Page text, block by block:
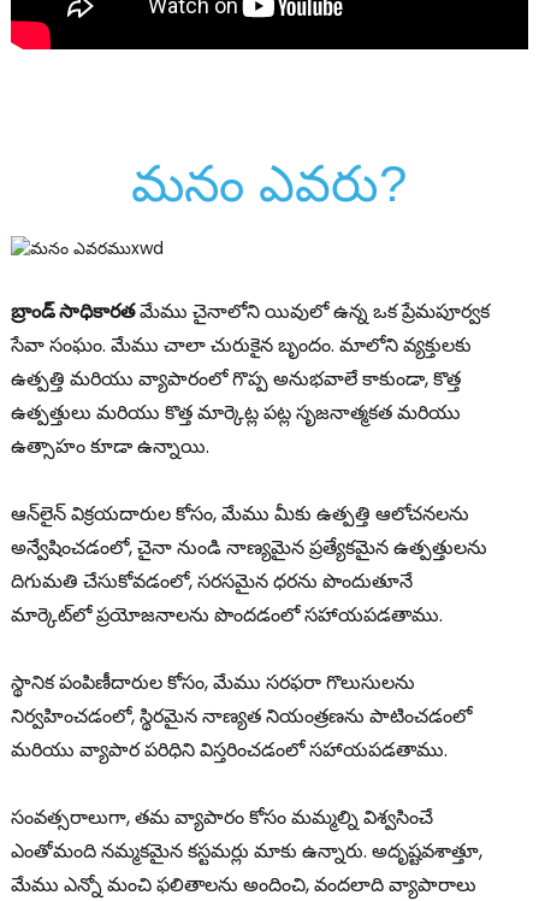
మనం ఎవరు?
బ్రాండ్ సాధికారతమేము చైనాలోని యివులో ఉన్న ఒక ప్రేమపూర్వక
సేవా సంఘం. మేము చాలా చురుకైన బృందం. మాలోని వ్యక్తులకు
ఉత్పత్తి మరియు వ్యాపారంలో గొప్ప అనుభవాలే కాకుండా, కొత్త
ఉత్పత్తులు మరియు కొత్త మార్కెట్ల పట్ల సృజనాత్మకత మరియు
ఉత్సాహం కూడా ఉన్నాయి.
ఆన్‌లైన్ విక్రయదారుల కోసం, మేము మీకు ఉత్పత్తి ఆలోచనలను
అన్వేషించడంలో, చైనా నుండి నాణ్యమైన ప్రత్యేకమైన ఉత్పత్తులను
దిగుమతి చేసుకోవడంలో, సరసమైన ధరను పొందుతూనే
మార్కెట్‌లో ప్రయోజనాలను పొందడంలో సహాయపడతాము.
స్థానిక పంపిణీదారుల కోసం, మేము సరఫరా గొలుసులను
నిర్వహించడంలో, స్థిరమైన నాణ్యత నియంత్రణను పాటించడంలో
మరియు వ్యాపార పరిధిని విస్తరించడంలో సహాయపడతాము.
సంవత్సరాలుగా, తమ వ్యాపారం కోసం మమ్మల్ని విశ్వసించే
ఎంతోమంది నమ్మకమైన కస్టమర్లు మాకు ఉన్నారు. అదృష్టవశాత్తూ,
మేము ఎన్నో మంచి ఫలితాలను అందించి, వందలాది వ్యాపారాలు